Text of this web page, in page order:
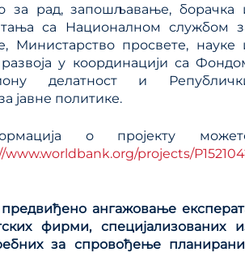
за рад, запошљавање, борачка
са Националном службом
Министарство просвете, науке
у координацији са
делатност и
јавне политике.
о пројекту
projects/
предвиђено ангажовање
фирми, специјализованих
за спровођење